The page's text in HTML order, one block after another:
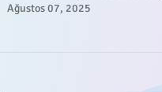
Ağustos 07, 2025